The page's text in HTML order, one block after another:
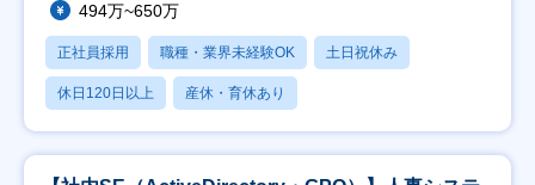
494万~650万
正社員採用 職種・業界未経験OK 土日祝休み
休日120日以上 産休・育休あり